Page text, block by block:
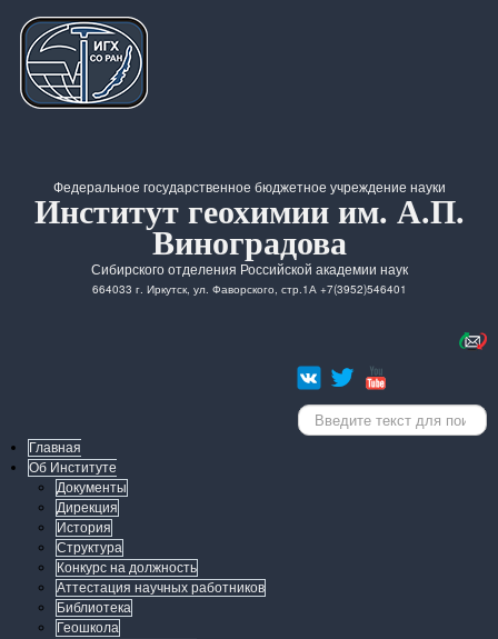
Федеральное государственное бюджетное учреждение науки
Институт геохимии им. А.П.
Виноградова
Сибирского отделения Российской академии наук
664033 г. Иркутск, ул. Фаворского, стр.1А +7(3952)546401
Искать...
Главная
Об Институте
Документы
Дирекция
История
Структура
Конкурс на должность
Аттестация научных работников
Библиотека
Геошкола